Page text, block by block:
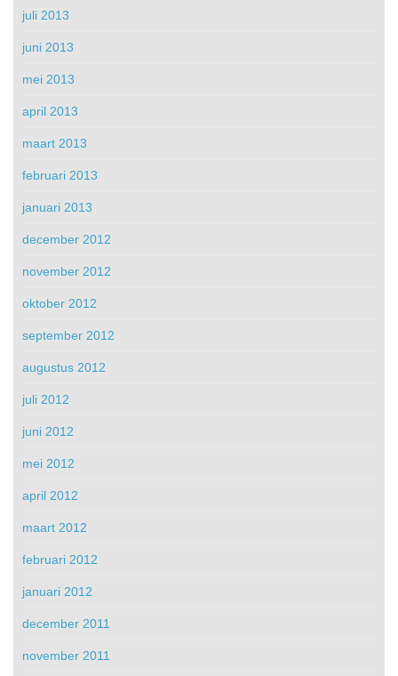
juli 2013
juni 2013
mei 2013
april 2013
maart 2013
februari 2013
januari 2013
december 2012
november 2012
oktober 2012
september 2012
augustus 2012
juli 2012
juni 2012
mei 2012
april 2012
maart 2012
februari 2012
januari 2012
december 2011
november 2011